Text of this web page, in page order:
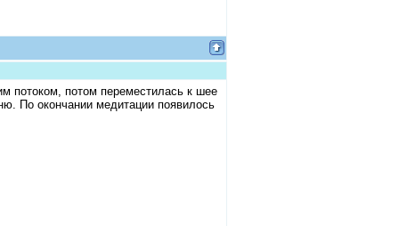
потоком, потом переместилась к шее
По окончании медитации появилось